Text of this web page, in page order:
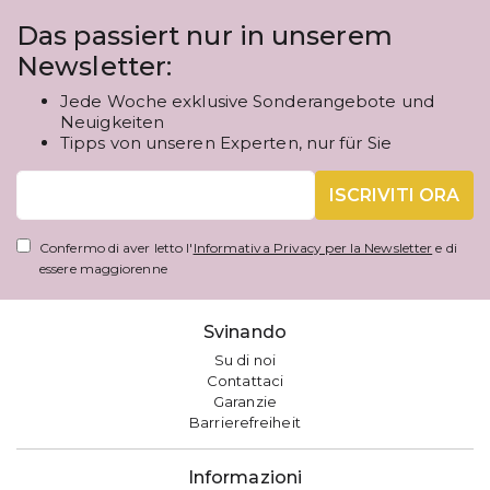
Das passiert nur in unserem
Newsletter:
Jede Woche exklusive Sonderangebote und
Neuigkeiten
Tipps von unseren Experten, nur für Sie
ISCRIVITI ORA
Confermo di aver letto l' Informativa Privacy per la Newsletter e di
essere maggiorenne
Svinando
Su di noi
Contattaci
Garanzie
Barrierefreiheit
Informazioni